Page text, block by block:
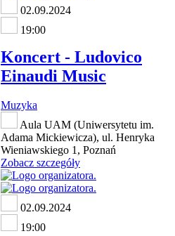
02.09.2024
19:00
Koncert - Ludovico
Einaudi Music
Muzyka
Aula UAM (Uniwersytetu im.
Adama Mickiewicza), ul. Henryka
Wieniawskiego 1, Poznań
Zobacz szczegóły
02.09.2024
19:00